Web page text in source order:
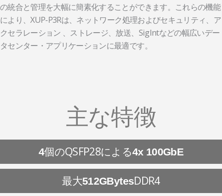
の統合と管理を大幅に簡素化することができます。これらの機能
により、XUP-P3Rは、ネットワーク処理およびセキュリティ、ア
クセラレーション 、ストレージ、放送、SigIntなどの幅広いデー
タセンター・アプリケーションに最適です。
主な特徴
4個のQSFP28による4x 100GbE
最大512GBytesDDR4